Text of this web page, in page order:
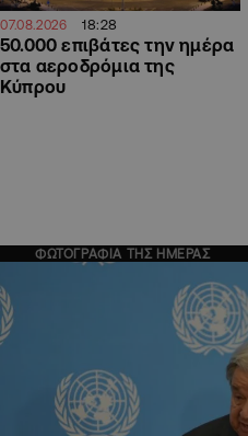
07.08.2026 18:28
50.000 επιβάτες την ημέρα
στα αεροδρόμια της
Κύπρου
ΦΩΤΟΓΡΑΦΙΑ ΤΗΣ ΗΜΕΡΑΣ